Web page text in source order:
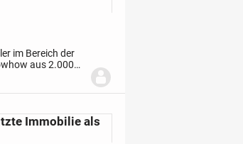
im Bereich der
aus 2.000
nun auch
Immobilie als